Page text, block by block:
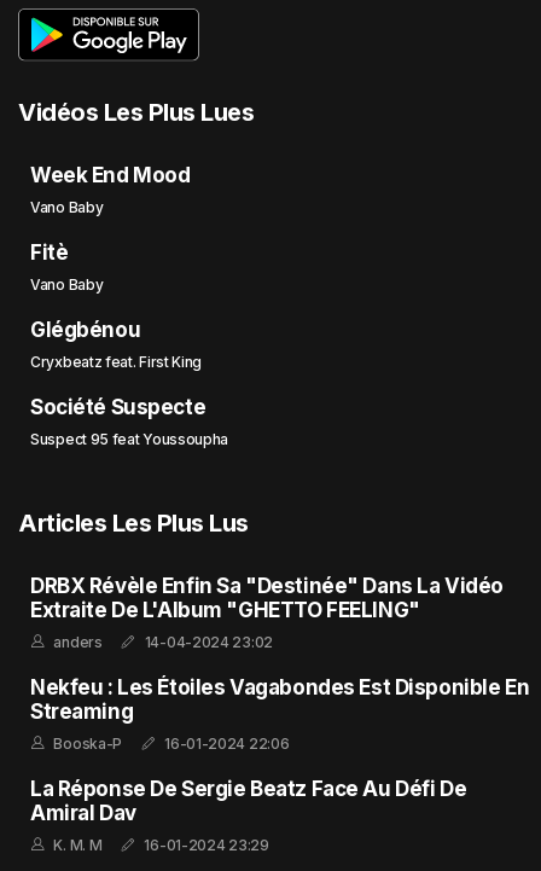
Vidéos Les Plus Lues
Week End Mood
Vano Baby
Fitè
Vano Baby
Glégbénou
Cryxbeatz feat. First King
Société Suspecte
Suspect 95 feat Youssoupha
Articles Les Plus Lus
DRBX Révèle Enfin Sa "Destinée" Dans La Vidéo
Extraite De L'Album "GHETTO FEELING"
anders 14-04-2024 23:02
Nekfeu : Les Étoiles Vagabondes Est Disponible En
Streaming
Booska-P 16-01-2024 22:06
La Réponse De Sergie Beatz Face Au Défi De
Amiral Dav
K. M. M 16-01-2024 23:29